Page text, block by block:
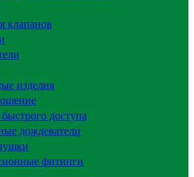
клапанов
изделия
доступа
дождеватели
фитинги